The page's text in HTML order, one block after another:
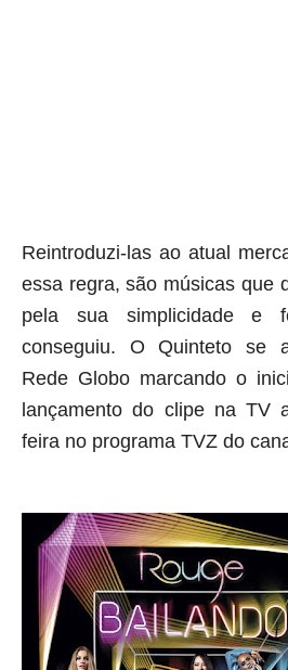
Reintroduzi-las ao atual
essa regra, são músicas que
pela sua simplicidade e
conseguiu. O Quinteto se
Rede Globo marcando o
lançamento do clipe na TV
feira no programa TVZ do